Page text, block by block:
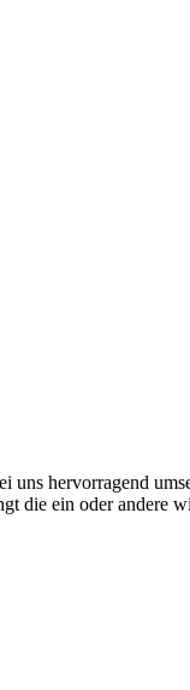
uns hervorragend
die ein oder